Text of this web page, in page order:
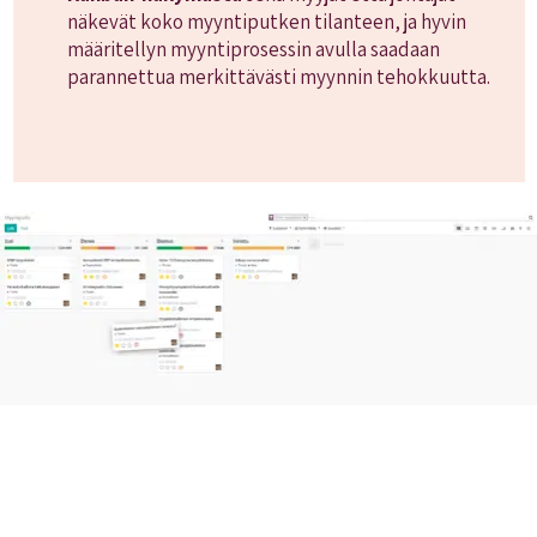
näkevät koko myyntiputken tilanteen, ja hyvin
määritellyn myyntiprosessin avulla saadaan
parannettua merkittävästi myynnin tehokkuutta.